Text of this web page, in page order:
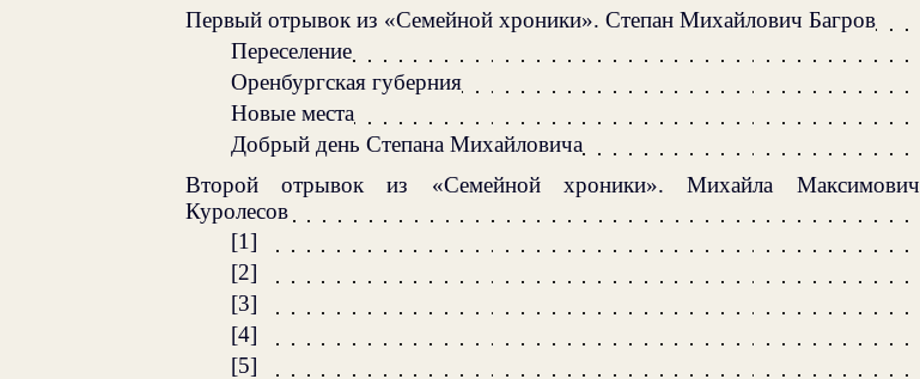
Первый отрывок из «Семейной хроники». Степан Михайлович Багров
Переселение
Оренбургская губерния
Новые места
Добрый день Степана Михайловича
Второй отрывок из «Семейной хроники». Михайла Максимович
Куролесов
[1]
[2]
[3]
[4]
[5]